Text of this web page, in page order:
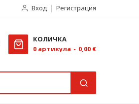
Вход Регистрация
КОЛИЧКА
0 артикула 0,00 €